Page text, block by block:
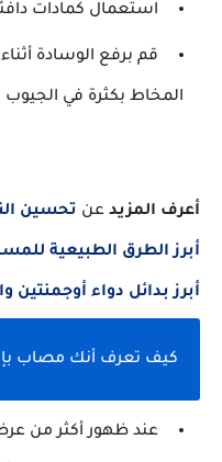
استعمال كمادات
قم برفع الوسادة
المخاط بكثرة في الجيوب
أعرف المزيد عن تحسين
أبرز الطرق الطبيعية
أبرز بدائل دواء أوجمنتين
كيف تعرف أنك مصاب
عند ظهور أكثر من